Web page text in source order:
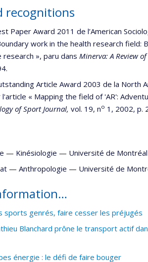
recognitions
Paper Award 2011 de l’American
work in the health research field:
research », paru dans Minerva: A Review
Article Award 2003 de la North
l'article « Mapping the field of 'AR':
of Sport Journal, vol. 19, no 1, 2002, p.
— Kinésiologie — Université de Montréal
— Anthropologie — Université de
sports genrés, faire cesser les préjugés
Blanchard prône le transport actif
énergie : le défi de faire bouger